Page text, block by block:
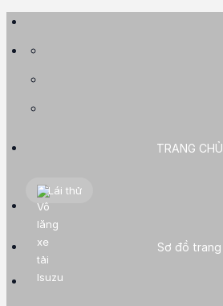
Skip
TRANG CHỦ
Lái thử
Sơ đồ trang